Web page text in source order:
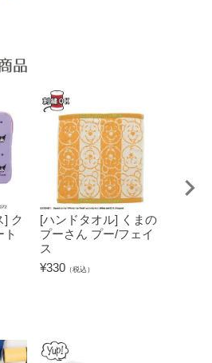
品
] ク
ト
[ハンドタオル] くまの
プーさん プー/フェイ
ス
¥330 （税込）